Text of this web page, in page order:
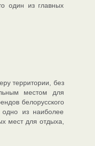
один из главных
территории, без
местом для
белорусского
одно из наиболее
мест для отдыха,